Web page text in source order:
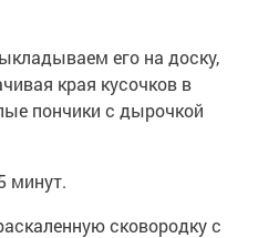
его на доску,
края кусочков в
пончики с дырочкой
минут.
сковородку с